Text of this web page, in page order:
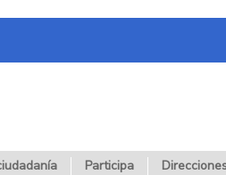
Participa